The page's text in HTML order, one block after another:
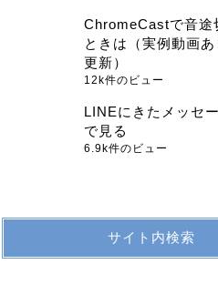
ChromeCastで音途
ときは（実例動画
更新）
12k件のビュー
LINEにきたメッセ
で見る
6.9k件のビュー
サイト内検索